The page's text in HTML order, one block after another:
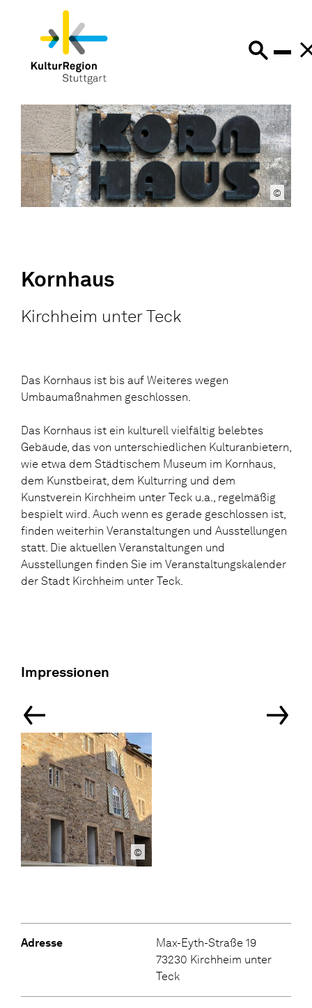
©
Kornhaus
Kirchheim unter Teck
Das Kornhaus ist bis auf Weiteres wegen
Umbaumaßnahmen geschlossen.
Das Kornhaus ist ein kulturell vielfältig belebtes
Gebäude, das von unterschiedlichen Kulturanbietern,
wie etwa dem Städtischem Museum im Kornhaus,
dem Kunstbeirat, dem Kulturring und dem
Kunstverein Kirchheim unter Teck u.a., regelmäßig
bespielt wird. Auch wenn es gerade geschlossen ist,
finden weiterhin Veranstaltungen und Ausstellungen
statt. Die aktuellen Veranstaltungen und
Ausstellungen finden Sie im Veranstaltungskalender
der Stadt Kirchheim unter Teck.
Impressionen
©
Adresse
Max-Eyth-Straße 19
73230 Kirchheim unter
Teck